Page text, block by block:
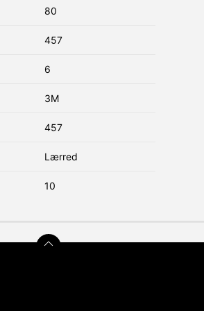
80
457
6
3M
457
Lærred
10